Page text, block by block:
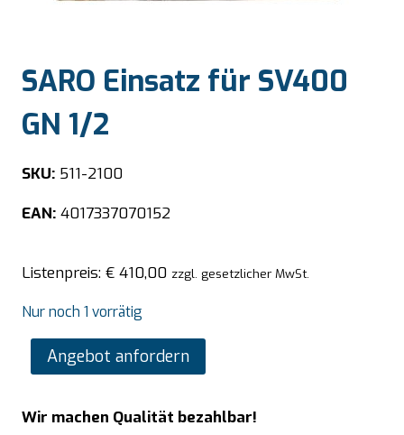
SARO Einsatz für SV400
GN 1/2
SKU: 511-2100
EAN: 4017337070152
Listenpreis: € 410,00 zzgl. gesetzlicher MwSt.
Nur noch 1 vorrätig
SARO
Einsatz
SV400
Angebot anfordern
Wir machen Qualität bezahlbar!